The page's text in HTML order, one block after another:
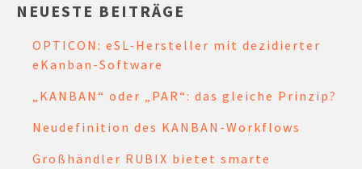
NEUESTE BEITRÄGE
OPTICON: eSL-Hersteller mit dezidierter
eKanban-Software
„KANBAN“ oder „PAR“: das gleiche Prinzip?
Neudefinition des KANBAN-Workflows
Großhändler RUBIX bietet smarte